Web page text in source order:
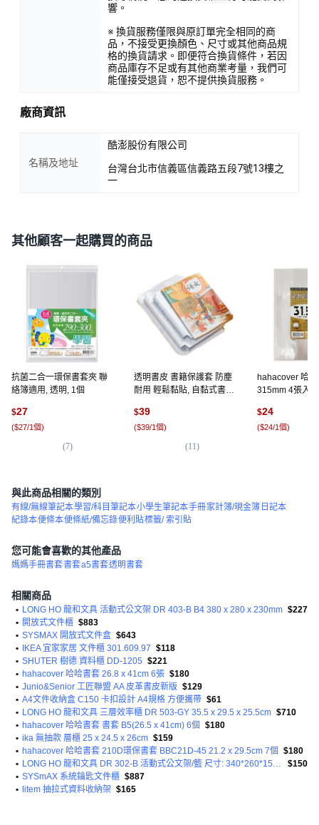
響。
※ 換貨服務僅限與原訂單完全相同的商
品，不接受更換顏色、尺寸或其他商品規
格的換貨請求。即便符合換貨條件，若因
商品庫存不足或有其他商業考量，我們可
能僅接受退貨，恕不提供換貨服務。
廠商資訊
名稱及地址
酷澎股份有限公司
台灣台北市信義區信義路五段7號13樓之
一
其他顧客一起購買的商品
抗菌二合一環保書套夾 聯
絡簿適用, 透明, 1個
$27
($27/1個)
(7)
透明書皮 書籍保護套 防塵
耐用 輕鬆黏貼, 自黏式書套
$39
($39/1個)
(11)
hahacover 哈哈
315mm 4張入,
$24
($24/1個)
與此商品相關的類別
有線/無線筆記本學習/科目筆記本小學生筆記本手冊家計簿/現金簿 日記本
紀錄本便條本便條紙/備忘錄便利貼標籤/ 索引貼
您可能會喜歡的其他產品
媽媽手冊書套書套a5書套透明書套
相關商品
• LONG HO 龍和文具 活動式公文架 DR 403-B B4 380 x 280 x 230mm $227
• 開放式文件櫃 $883
• SYSMAX 開放式文件盒 $643
•
IKEA 宜家家居 文件櫃 301.609.97 $118
• SHUTER 樹德 資料櫃 DD-1205 $221
• hahacover 哈哈書套 26.8 x 41cm 6張 $180
• Junio&Senior 工匠聯盟 AA 皮革書皮新版 $129
• A4文件收納盒 C150 卡扣設計 A4規格 方便攜帶 $61
• LONG HO 龍和文具 三層效率櫃 DR 503-GY 35.5 x 29.5 x 25.5cm $710
• hahacover 哈哈書套 書套 B5(26.5 x 41cm) 6個 $180
• ika 無抽款 層櫃 25 x 24.5 x 26cm $159
• hahacover 哈哈書套 210D環保書套 BBC21D-45 21.2 x 29.5cm 7個 $180
•
LONG HO 龍和文具 DR 302-B 活動式公文架/籃 尺寸: 340*260*150mm HPS塑膠
$150
• SYSmAX 系統鑰匙文件櫃 $887
•
litem 抽拉式資料收納架 $165